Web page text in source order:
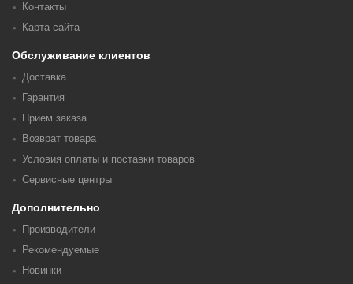
Контакты
Карта сайта
Обслуживание клиентов
Доставка
Гарантия
Прием заказа
Возврат товара
Условия оплаты и поставки товаров
Сервисные центры
Дополнительно
Производители
Рекомендуемые
Новинки